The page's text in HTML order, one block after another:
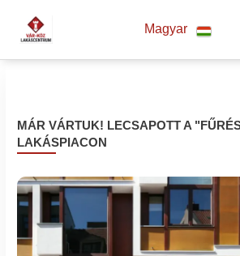
Magyar
MÁR VÁRTUK! LECSAPOTT A
LAKÁSPIACON